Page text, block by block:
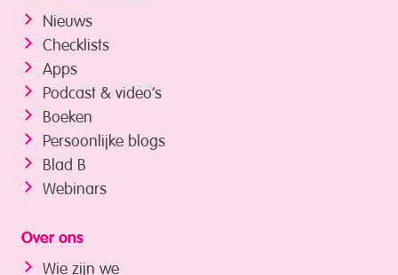
Nieuws
Checklists
Apps
Podcast & video’s
Boeken
Persoonlijke blogs
Blad B
Webinars
Over ons
Wie zijn we